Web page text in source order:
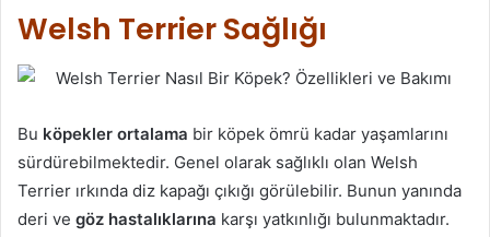
Welsh Terrier Sağlığı
Bu köpekler ortalama bir köpek ömrü kadar yaşamlarını
sürdürebilmektedir. Genel olarak sağlıklı olan Welsh
Terrier ırkında diz kapağı çıkığı görülebilir. Bunun yanında
deri ve göz hastalıklarına karşı yatkınlığı bulunmaktadır.